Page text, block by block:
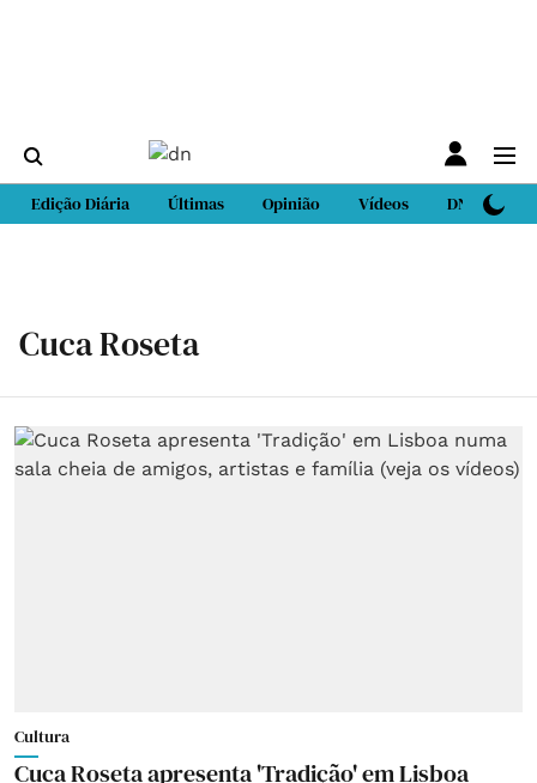
Edição Diária Últimas Opinião Vídeos DN Sport
Cuca Roseta
Cultura
Cuca Roseta apresenta 'Tradição' em Lisboa